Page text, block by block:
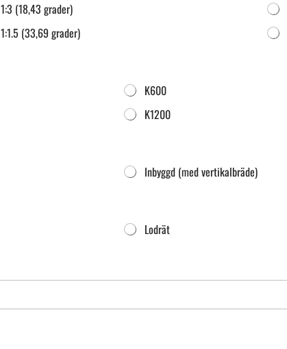
1:3 (18,43 grader)
1:1.5 (33,69 grader)
K600
K1200
Inbyggd (med vertikalbräde)
Lodrät